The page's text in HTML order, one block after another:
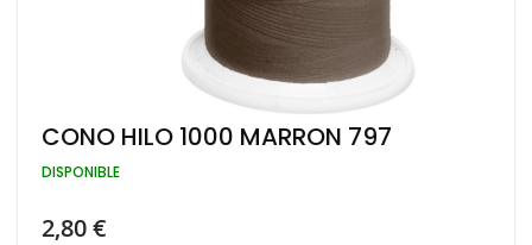
Saltar
al
comienzo
galería
CONO HILO 1000 MARRON 797
DISPONIBLE
2,80 €